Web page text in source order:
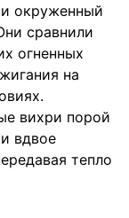
окруженный
сравнили
огненных
на
вихри порой
вдвое
тепло